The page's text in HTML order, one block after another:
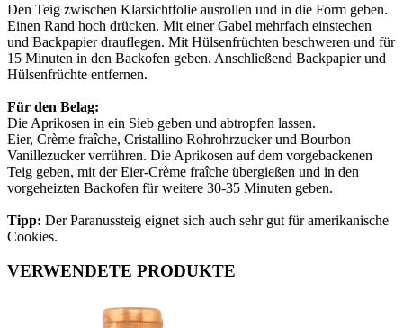
Den Teig zwischen Klarsichtfolie ausrollen und in die Form geben.
Einen Rand hoch drücken. Mit einer Gabel mehrfach einstechen
und Backpapier drauflegen. Mit Hülsenfrüchten beschweren und für
15 Minuten in den Backofen geben. Anschließend Backpapier und
Hülsenfrüchte entfernen.
Für den Belag:
Die Aprikosen in ein Sieb geben und abtropfen lassen.
Eier, Crème fraîche, Cristallino Rohrohrzucker und Bourbon
Vanillezucker verrühren. Die Aprikosen auf dem vorgebackenen
Teig geben, mit der Eier-Crème fraîche übergießen und in den
vorgeheizten Backofen für weitere 30-35 Minuten geben.
Tipp: Der Paranussteig eignet sich auch sehr gut für amerikanische
Cookies.
VERWENDETE PRODUKTE